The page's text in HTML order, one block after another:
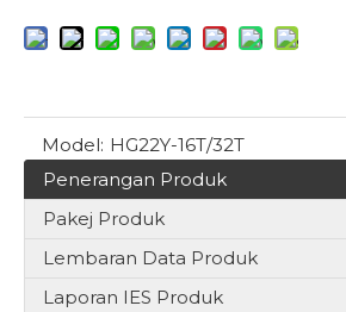
Model: HG22Y-16T/32T
Penerangan Produk
Pakej Produk
Lembaran Data Produk
Laporan IES Produk